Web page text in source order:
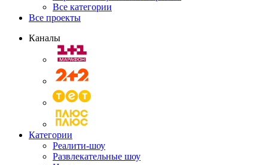
Все категории
Все проекты
Каналы
Категории
Реалити-шоу
Развлекательные шоу